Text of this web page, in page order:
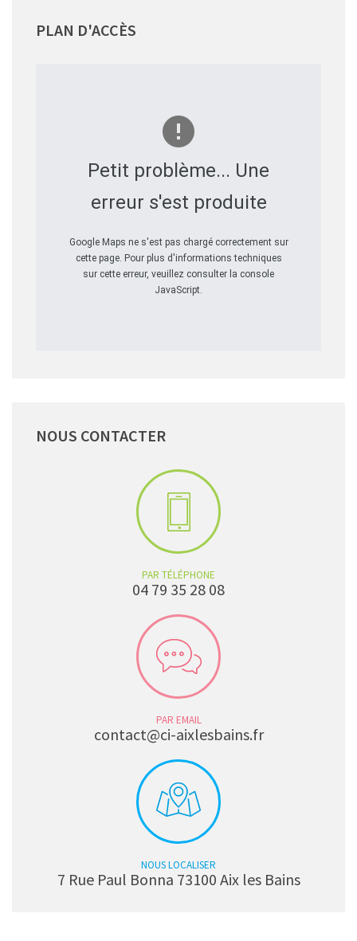
PLAN D'ACCÈS
Petit problème... Une
erreur s'est produite
Google Maps ne s'est pas chargé correctement sur
cette page. Pour plus d'informations techniques
sur cette erreur, veuillez consulter la console
JavaScript.
NOUS CONTACTER
PAR TÉLÉPHONE
04 79 35 28 08
PAR EMAIL
contact@ci-aixlesbains.fr
NOUS LOCALISER
7 Rue Paul Bonna 73100 Aix les Bains